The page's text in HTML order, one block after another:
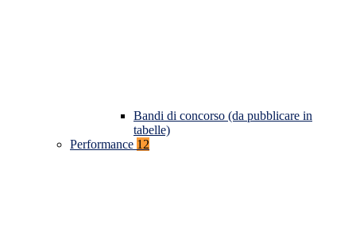
Bandi di concorso (da pubblicare in
tabelle)
Performance 12